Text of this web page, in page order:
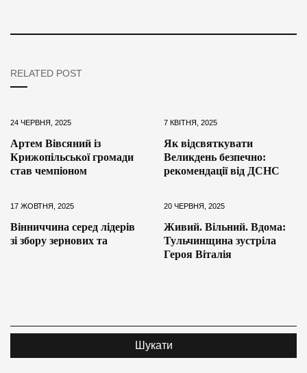
RELATED POST
24 ЧЕРВНЯ, 2025
Артем Вівсяний із
Крижопільської громади
став чемпіоном
7 КВІТНЯ, 2025
Як відсвяткувати
Великдень безпечно:
рекомендації від ДСНС
17 ЖОВТНЯ, 2025
Вінниччина серед лідерів
зі збору зернових та
20 ЧЕРВНЯ, 2025
Живий. Вільний. Вдома:
Тульчинщина зустріла
Героя Віталія